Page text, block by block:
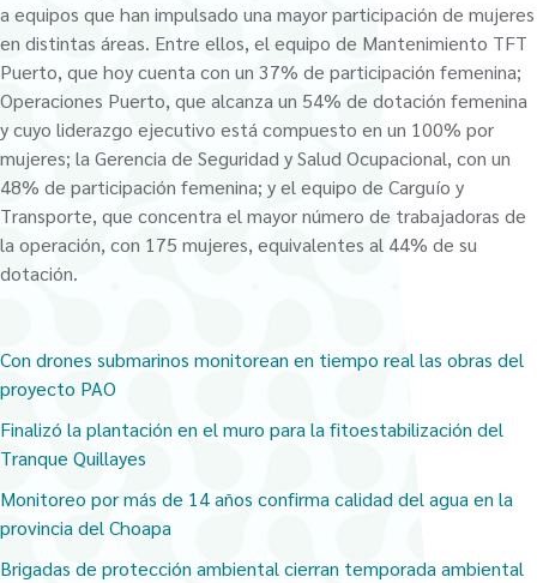
a equipos que han impulsado una mayor participación de mujeres
en distintas áreas. Entre ellos, el equipo de Mantenimiento TFT
Puerto, que hoy cuenta con un 37% de participación femenina;
Operaciones Puerto, que alcanza un 54% de dotación femenina
y cuyo liderazgo ejecutivo está compuesto en un 100% por
mujeres; la Gerencia de Seguridad y Salud Ocupacional, con un
48% de participación femenina; y el equipo de Carguío y
Transporte, que concentra el mayor número de trabajadoras de
la operación, con 175 mujeres, equivalentes al 44% de su
dotación.
Con drones submarinos monitorean en tiempo real las obras del
proyecto PAO
Finalizó la plantación en el muro para la fitoestabilización del
Tranque Quillayes
Monitoreo por más de 14 años confirma calidad del agua en la
provincia del Choapa
Brigadas de protección ambiental cierran temporada ambiental